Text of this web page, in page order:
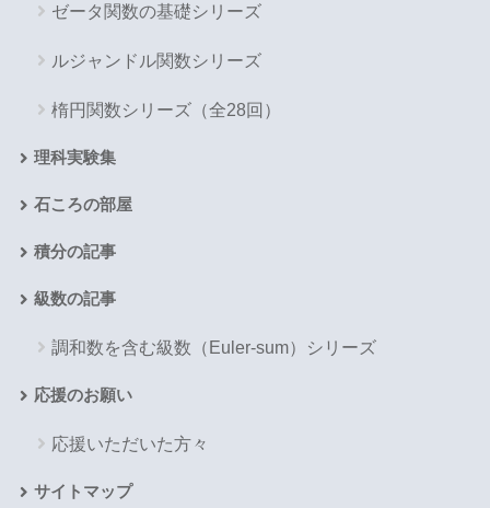
ゼータ関数の基礎シリーズ
ルジャンドル関数シリーズ
楕円関数シリーズ（全28回）
理科実験集
石ころの部屋
積分の記事
級数の記事
調和数を含む級数（Euler-sum）シリーズ
応援のお願い
応援いただいた方々
サイトマップ